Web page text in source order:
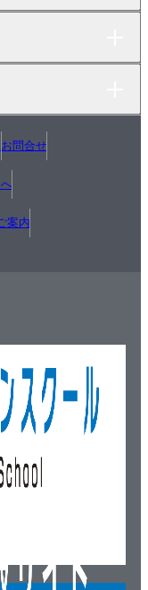
お問合せ
案内